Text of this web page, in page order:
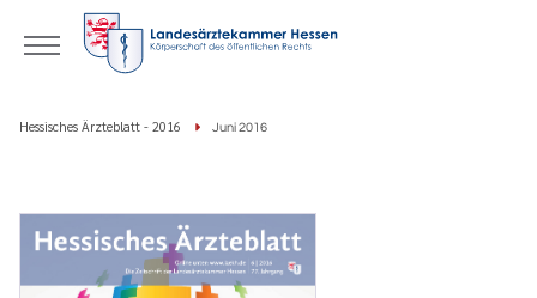
Hessisches Ärzteblatt - 2016 Juni 2016